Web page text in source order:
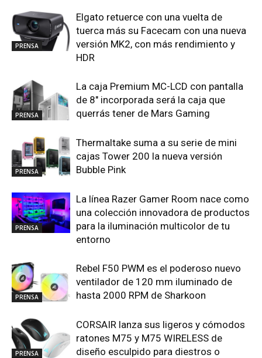
PRENSA
Elgato retuerce con una vuelta de
tuerca más su Facecam con una nueva
versión MK2, con más rendimiento y
HDR
PRENSA
La caja Premium MC-LCD con pantalla
de 8″ incorporada será la caja que
querrás tener de Mars Gaming
PRENSA
Thermaltake suma a su serie de mini
cajas Tower 200 la nueva versión
Bubble Pink
PRENSA
La línea Razer Gamer Room nace como
una colección innovadora de productos
para la iluminación multicolor de tu
entorno
PRENSA
Rebel F50 PWM es el poderoso nuevo
ventilador de 120 mm iluminado de
hasta 2000 RPM de Sharkoon
PRENSA
CORSAIR lanza sus ligeros y cómodos
ratones M75 y M75 WIRELESS de
diseño esculpido para diestros o